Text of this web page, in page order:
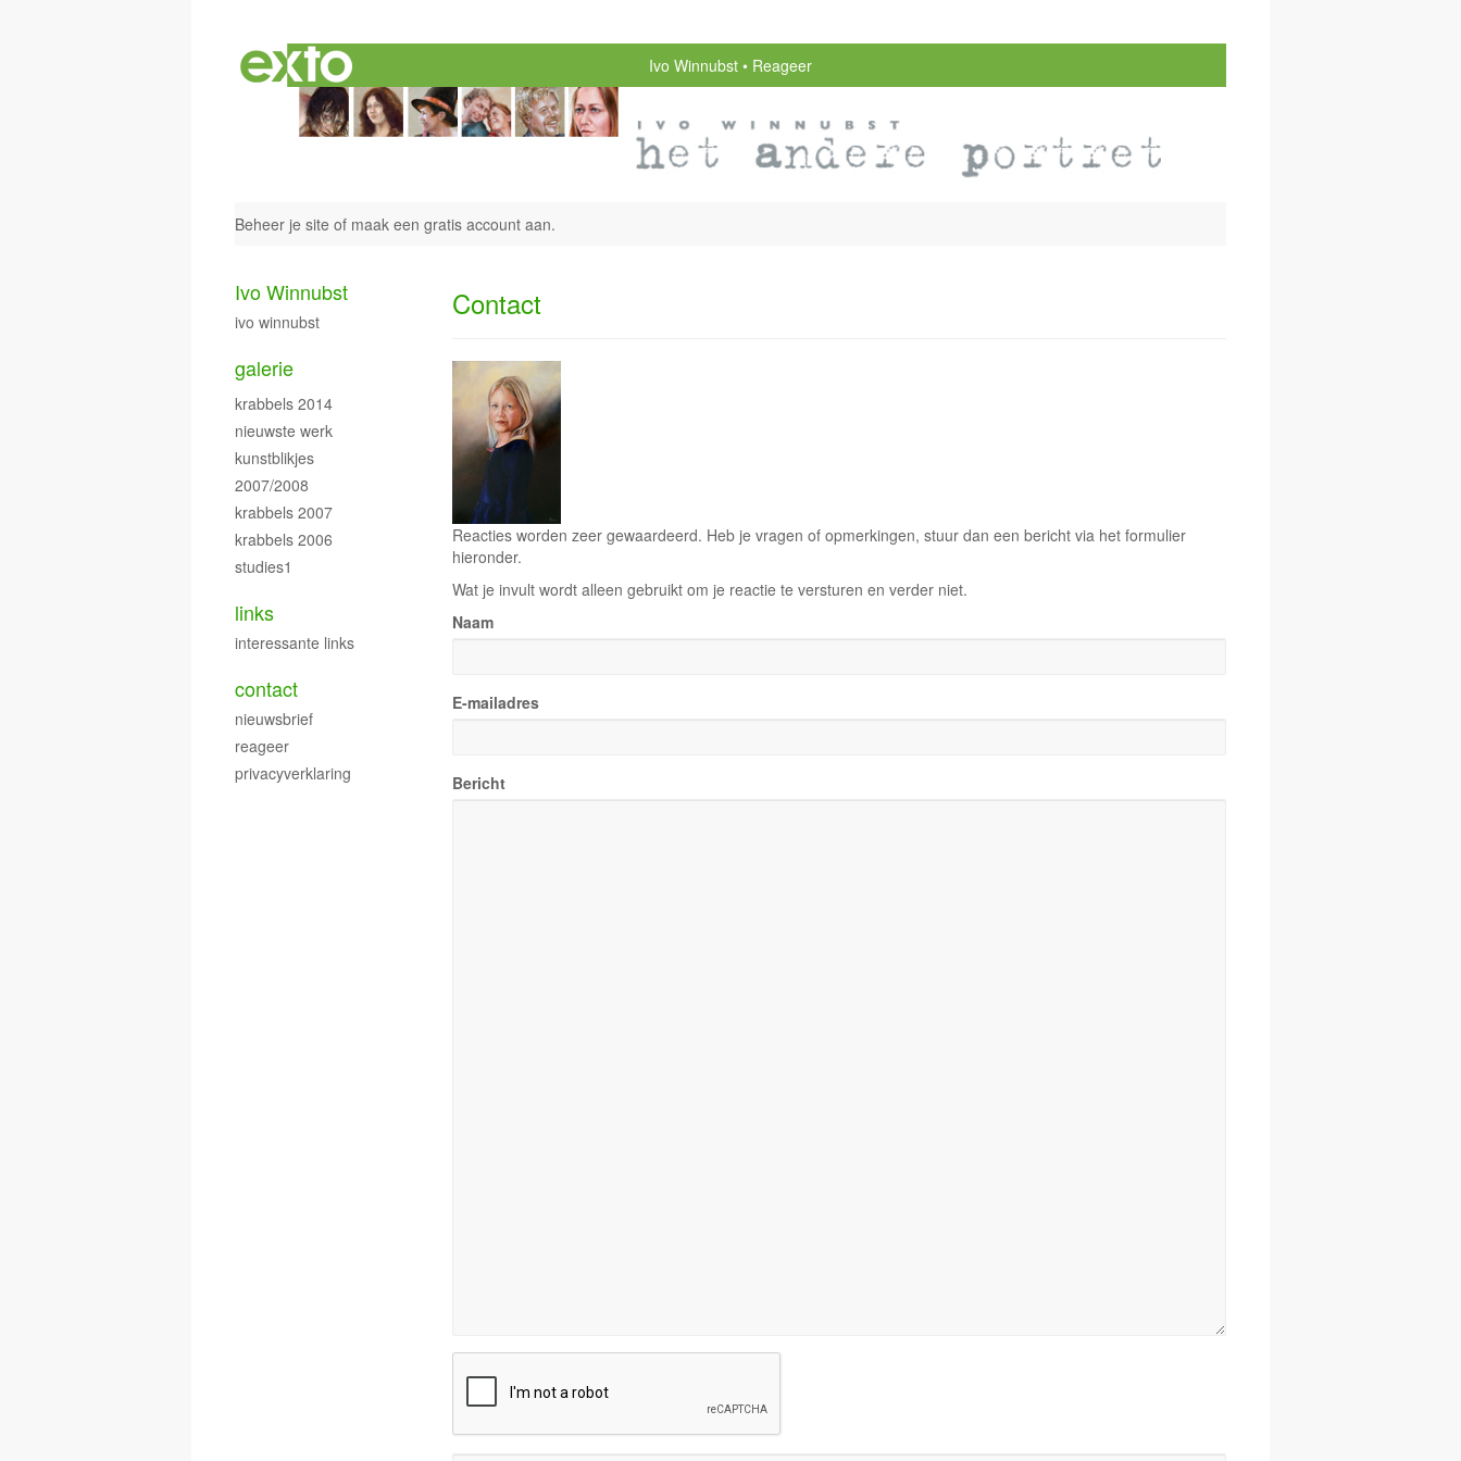
Ivo Winnubst Reageer
Beheer je site of maak een gratis account aan.
Contact
Reacties worden zeer gewaardeerd. Heb je vragen of opmerkingen, stuur dan een bericht via het formulier
hieronder.
Wat je invult wordt alleen gebruikt om je reactie te versturen en verder niet.
Naam
E-mailadres
Bericht
Ivo Winnubst
ivo winnubst
galerie
krabbels 2014
nieuwste werk
kunstblikjes
2007/2008
krabbels 2007
krabbels 2006
studies1
links
interessante links
contact
nieuwsbrief
reageer
privacyverklaring